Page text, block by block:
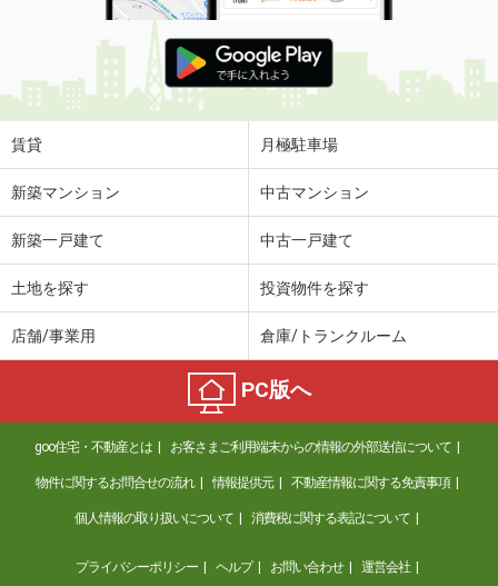
賃貸 月極駐車場
新築マンション 中古マンション
新築一戸建て 中古一戸建て
土地を探す 投資物件を探す
店舗/事業用 倉庫/トランクルーム
PC版へ
goo住宅・不動産とは お客さまご利用端末からの情報の外部送信について
物件に関するお問合せの流れ 情報提供元 不動産情報に関する免責事項
個人情報の取り扱いについて 消費税に関する表記について
プライバシーポリシー ヘルプ お問い合わせ 運営会社